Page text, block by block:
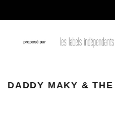
DADDY MAKY &